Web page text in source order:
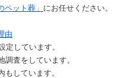
ペット葬」 にお任せください。
由
しています。
査をしています。
しています。